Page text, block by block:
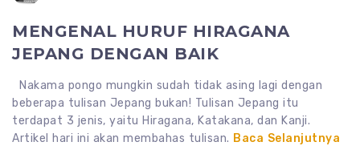
MENGENAL HURUF HIRAGANA
JEPANG DENGAN BAIK
Nakama pongo mungkin sudah tidak asing lagi dengan
beberapa tulisan Jepang bukan! Tulisan Jepang itu
terdapat 3 jenis, yaitu Hiragana, Katakana, dan Kanji.
Artikel hari ini akan membahas tulisan. Baca Selanjutnya